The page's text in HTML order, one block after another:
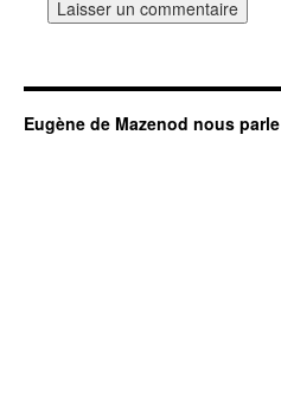
Eugène de Mazenod nous parle